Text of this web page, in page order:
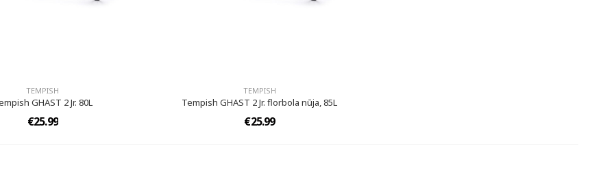
TEMPISH
GHAST 2 Jr. 80L
€25.99
TEMPISH
Tempish GHAST 2 Jr. florbola nūja, 85L
€25.99